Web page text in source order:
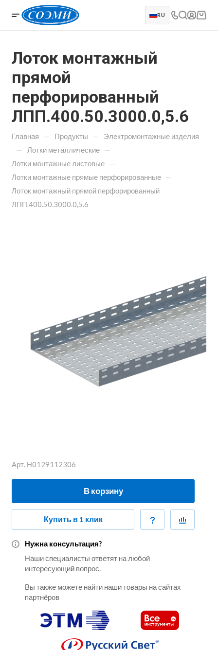
RU
Лоток монтажный
прямой
перфорированный
ЛПП.400.50.3000.0,5.6
Главная — Продукты — Электромонтажные изделия
— Лотки металлические —
Лотки монтажные листовые —
Лотки монтажные прямые перфорированные —
Лоток монтажный прямой перфорированный
ЛПП.400.50.3000.0,5.6
Арт. Н0129112306
В корзину
Купить в 1 клик
Нужна консультация?
Наши специалисты ответят на любой
интересующий вопрос.
Вы также можете найти наши товары на сайтах
партнёров